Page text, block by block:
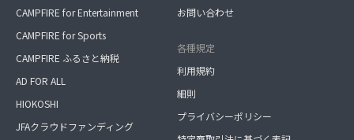
CAMPFIRE for Entertainment
CAMPFIRE for Sports
CAMPFIRE ふるさと納税
AD FOR ALL
HIOKOSHI
JFAクラウドファンディング
お問い合わせ
各種規定
利用規約
細則
プライバシーポリシー